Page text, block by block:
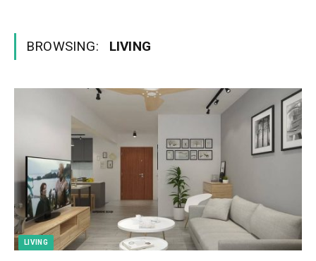
BROWSING: LIVING
LIVING